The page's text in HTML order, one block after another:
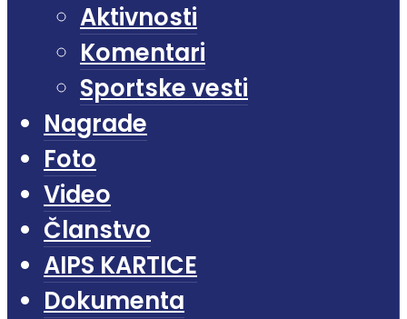
Aktivnosti
Komentari
Sportske vesti
Nagrade
Foto
Video
Članstvo
AIPS KARTICE
Dokumenta